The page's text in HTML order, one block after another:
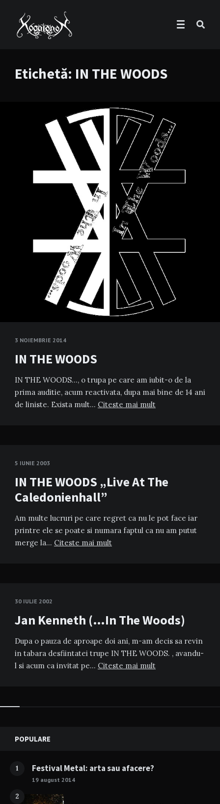
Etichetă: IN THE WOODS
3 NOIEMBRIE 2014
IN THE WOODS
IN THE WOODS…, o trupa pe care am iubit-o de la
prima auditie, acum reactivata, dupa mai bine de 14 ani
de liniste. Exista mult… Citeste mai mult
5 IUNIE 2003
IN THE WOODS „Live At The
Caledonienhall”
Am multe lucruri pe care regret ca nu le pot face iar
printre ele se poate si numara faptul ca nu am putut
merge la… Citeste mai mult
30 IULIE 2002
Jan Kenneth (…In The Woods)
Dupa o pauza de aproape doi ani, m-am decis sa revin
in tabara desfiintatei trupe IN THE WOODS. , avandu-
l si acum ca invitat pe… Citeste mai mult
Widgets
POPULARE
1 Festival Metal: arta sau afacere?
19 august 2014
2